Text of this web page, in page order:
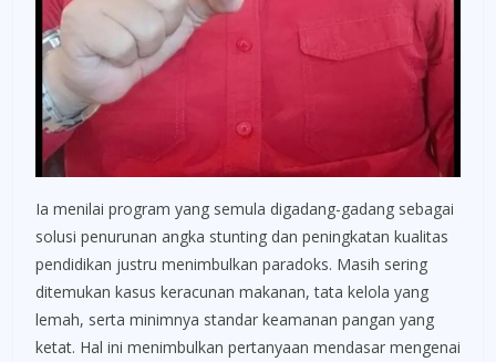
Ia menilai program yang semula digadang-gadang sebagai
solusi penurunan angka stunting dan peningkatan kualitas
pendidikan justru menimbulkan paradoks. Masih sering
ditemukan kasus keracunan makanan, tata kelola yang
lemah, serta minimnya standar keamanan pangan yang
ketat. Hal ini menimbulkan pertanyaan mendasar mengenai